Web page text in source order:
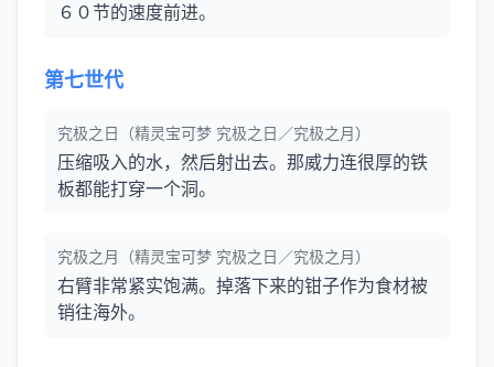
６０节的速度前进。
第七世代
究极之日（精灵宝可梦 究极之日／究极之月）
压缩吸入的水，然后射出去。那威力连很厚的铁
板都能打穿一个洞。
究极之月（精灵宝可梦 究极之日／究极之月）
右臂非常紧实饱满。掉落下来的钳子作为食材被
销往海外。